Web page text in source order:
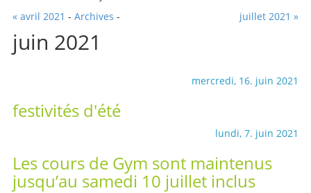
« avril 2021 - Archives - juillet 2021 »
juin 2021
mercredi, 16. juin 2021
festivités d'été
lundi, 7. juin 2021
Les cours de Gym sont maintenus
jusqu’au samedi 10 juillet inclus